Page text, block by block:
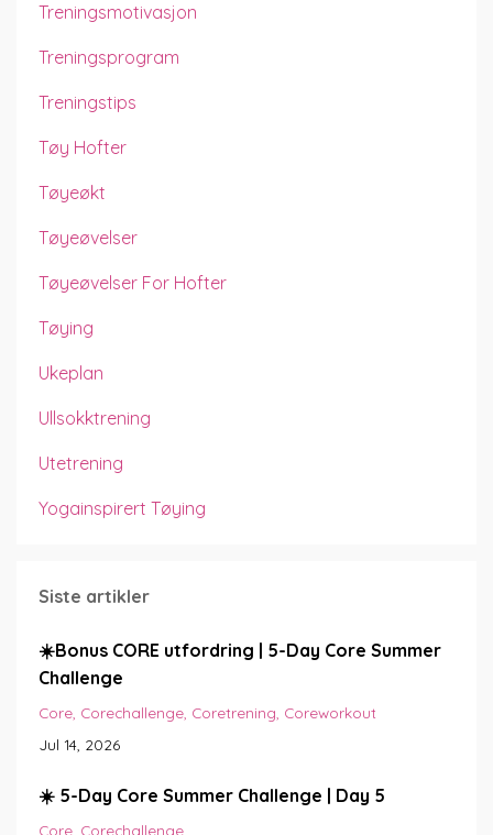
Treningsmotivasjon
Treningsprogram
Treningstips
Tøy Hofter
Tøyeøkt
Tøyeøvelser
Tøyeøvelser For Hofter
Tøying
Ukeplan
Ullsokktrening
Utetrening
Yogainspirert Tøying
Siste artikler
☀️Bonus CORE utfordring | 5-Day Core Summer
Challenge
Core Corechallenge Coretrening Coreworkout
Jul 14, 2026
☀️ 5-Day Core Summer Challenge | Day 5
Core Corechallenge